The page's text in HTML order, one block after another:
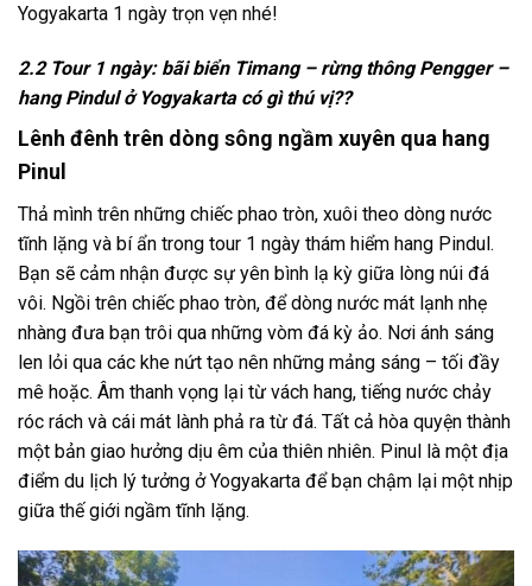
Yogyakarta 1 ngày trọn vẹn nhé!
2.2 Tour 1 ngày: bãi biển Timang – rừng thông Pengger –
hang Pindul ở Yogyakarta có gì thú vị??
Lênh đênh trên dòng sông ngầm xuyên qua hang
Pinul
Thả mình trên những chiếc phao tròn, xuôi theo dòng nước
tĩnh lặng và bí ẩn trong tour 1 ngày thám hiểm hang Pindul.
Bạn sẽ cảm nhận được sự yên bình lạ kỳ giữa lòng núi đá
vôi. Ngồi trên chiếc phao tròn, để dòng nước mát lạnh nhẹ
nhàng đưa bạn trôi qua những vòm đá kỳ ảo. Nơi ánh sáng
len lỏi qua các khe nứt tạo nên những mảng sáng – tối đầy
mê hoặc. Âm thanh vọng lại từ vách hang, tiếng nước chảy
róc rách và cái mát lành phả ra từ đá. Tất cả hòa quyện thành
một bản giao hưởng dịu êm của thiên nhiên. Pinul là một địa
điểm du lịch lý tưởng ởYogyakarta để bạn chậm lại một nhịp
giữa thế giới ngầm tĩnh lặng.